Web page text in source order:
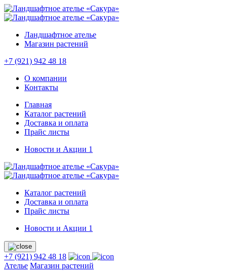
Ландшафтное ателье
Магазин растений
+7 (921) 942 48 18
О компании
Контакты
Главная
Каталог растений
Доставка и оплата
Прайс листы
Новости и Акции 1
Каталог растений
Доставка и оплата
Прайс листы
Новости и Акции 1
+7 (921) 942 48 18
Ателье Магазин растений